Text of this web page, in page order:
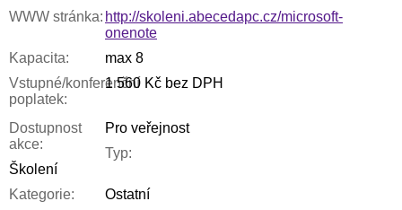
WWW stránka: http://skoleni.abecedapc.cz/microsoft-
onenote
Kapacita:
max 8
Vstupné/konferenční
poplatek:
1 560 Kč bez DPH
Dostupnost
akce:
Pro veřejnost
Typ:
Školení
Kategorie:
Ostatní